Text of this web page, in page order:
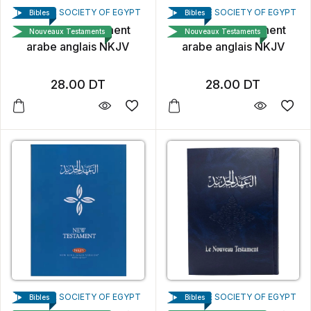
THE BIBLE SOCIETY OF EGYPT
Nouveau Testament
arabe anglais NKJV
28.00 DT
Bibles
Nouveaux Testaments
THE BIBLE SOCIETY OF EGYPT
Nouveau Testament
arabe anglais NKJV
28.00 DT
Bibles
Nouveaux Testaments
THE BIBLE SOCIETY OF EGYPT
Bibles THE BIBLE SOCIETY OF EGYPT
Bibles